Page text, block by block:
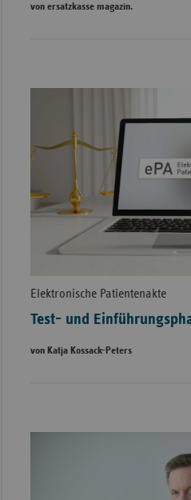
von ersatzkasse magazin.
Elektronische Patientenakte
Test- und
von Katja Kossack-Peters